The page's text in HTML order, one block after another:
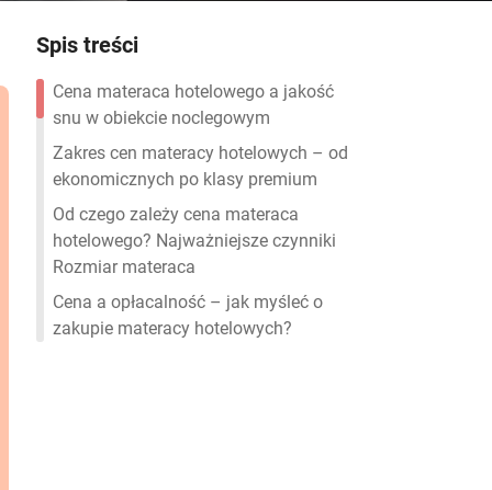
Spis treści
Cena materaca hotelowego a jakość
snu w obiekcie noclegowym
Zakres cen materacy hotelowych – od
ekonomicznych po klasy premium
Od czego zależy cena materaca
hotelowego? Najważniejsze czynniki
Rozmiar materaca
Cena a opłacalność – jak myśleć o
zakupie materacy hotelowych?